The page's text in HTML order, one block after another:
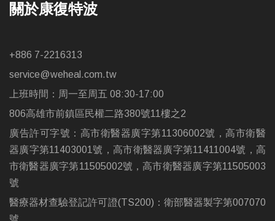
關於康復特波
+886 7-2216313
service@weheal.com.tw
上班時間：周一至周五 08:30-17:00
806高雄市前鎮區民權二路380號11樓之2
廣告許可字號：高市衛醫器廣字第11306002號，高市衛醫
器廣字第11403001號，高市衛醫器廣字第11411004號，高
市衛醫器廣字第11505002號，高市衛醫器廣字第11505003
號
醫療器材查驗登記許可證(TS200)：衛部醫器製字第007070